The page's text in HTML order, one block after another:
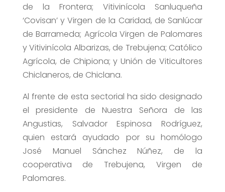
de la Frontera; Vitivinícola Sanluqueña
‘Covisan’ y Virgen de la Caridad, de Sanlúcar
de Barrameda; Agrícola Virgen de Palomares
y Vitivinícola Albarizas, de Trebujena; Católico
Agrícola, de Chipiona; y Unión de Viticultores
Chiclaneros, de Chiclana.
Al frente de esta sectorial ha sido designado
el presidente de Nuestra Señora de las
Angustias, Salvador Espinosa Rodríguez,
quien estará ayudado por su homólogo
José Manuel Sánchez Núñez, de la
cooperativa de Trebujena, Virgen de
Palomares.